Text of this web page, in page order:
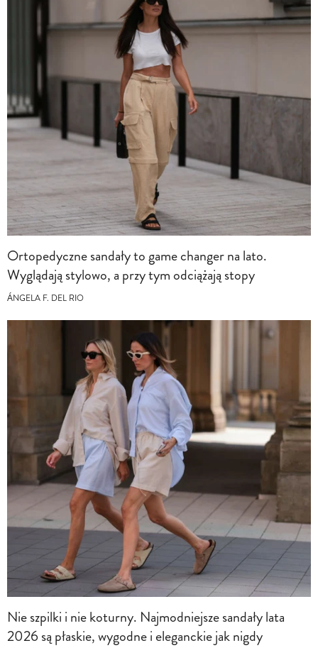
Ortopedyczne sandały to game changer na lato.
Wyglądają stylowo, a przy tym odciążają stopy
ÁNGELA F. DEL RIO
Nie szpilki i nie koturny. Najmodniejsze sandały lata
2026 są płaskie, wygodne i eleganckie jak nigdy